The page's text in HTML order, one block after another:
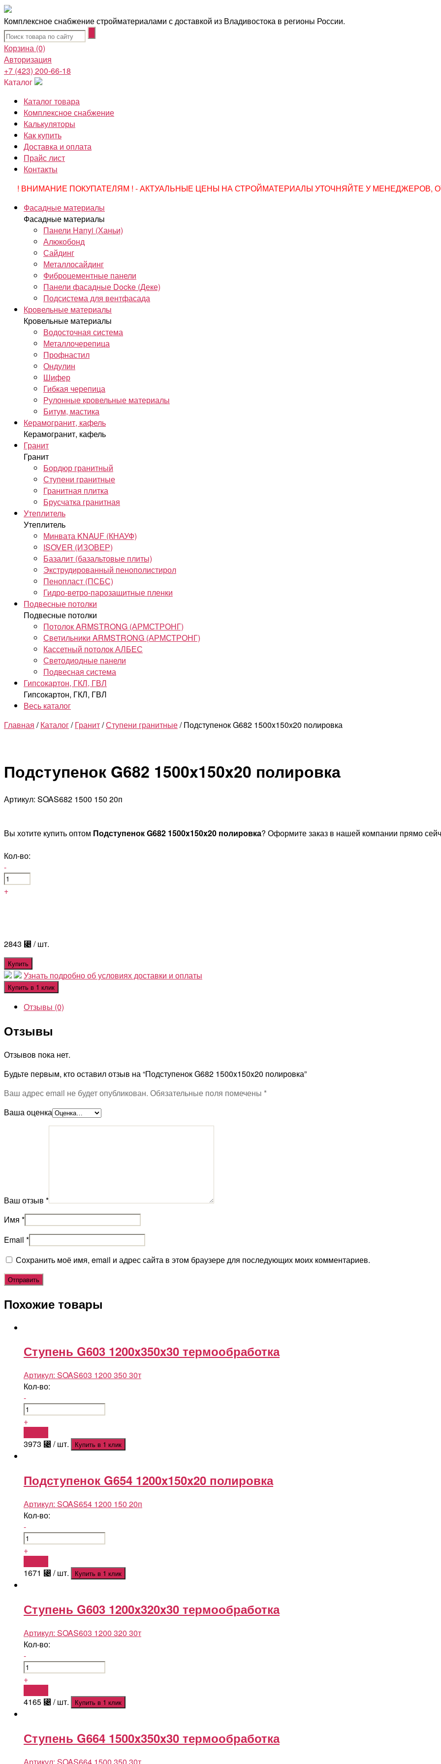
Комплексное снабжение стройматериалами с доставкой из Владивостока в регионы России.
Корзина (0)
Авторизация
+7 (423) 200-66-18
Каталог
Каталог товара
Комплексное снабжение
Калькуляторы
Как купить
Доставка и оплата
Прайс лист
Контакты
! ВНИМАНИЕ ПОКУПАТЕЛЯМ ! - АКТУАЛЬНЫЕ ЦЕНЫ НА СТРОЙМАТЕРИАЛЫ УТОЧНЯЙТЕ У МЕНЕДЖЕРОВ,
Фасадные материалы
Фасадные материалы
Панели Hanyi (Ханьи)
Алюкобонд
Сайдинг
Металлосайдинг
Фиброцементные панели
Панели фасадные Docke (Деке)
Подсистема для вентфасада
Кровельные материалы
Кровельные материалы
Водосточная система
Металлочерепица
Профнастил
Ондулин
Шифер
Гибкая черепица
Рулонные кровельные материалы
Битум, мастика
Керамогранит, кафель
Керамогранит, кафель
Гранит
Гранит
Бордюр гранитный
Ступени гранитные
Гранитная плитка
Брусчатка гранитная
Утеплитель
Утеплитель
Минвата KNAUF (КНАУФ)
ISOVER (ИЗОВЕР)
Базалит (базальтовые плиты)
Экструдированный пенополистирол
Пенопласт (ПСБС)
Гидро-ветро-парозащитные пленки
Подвесные потолки
Подвесные потолки
Потолок ARMSTRONG (АРМСТРОНГ)
Светильники ARMSTRONG (АРМСТРОНГ)
Кассетный потолок АЛБЕС
Светодиодные панели
Подвесная система
Гипсокартон, ГКЛ, ГВЛ
Гипсокартон, ГКЛ, ГВЛ
Весь каталог
Главная /Каталог/Гранит/Ступени гранитные/ Подступенок G682 1500x150x20 полировка
Подступенок G682 1500x150x20 полировка
Артикул: SOAS682 1500 150 20п
Вы хотите купить оптом Подступенок G682 1500x150x20 полировка? Оформите заказ в нашей компании прямо
Кол-во:
-
+
2843 ⃄ / шт.
Купить
Узнать подробно об условиях доставки и оплаты
Купить в 1 клик
Отзывы (0)
Отзывы
Отзывов пока нет.
Будьте первым, кто оставил отзыв на “Подступенок G682 1500x150x20 полировка”
Ваш адрес email не будет опубликован. Обязательные поля помечены *
Ваша оценка
Ваш отзыв *
Имя *
Email *
Сохранить моё имя, email и адрес сайта в этом браузере для последующих моих комментариев.
Похожие товары
Ступень G603 1200x350x30 термообработка
Артикул: SOAS603 1200 350 30т
Кол-во:
-
+
3973 ⃄ / шт. Купить в 1 клик
Подступенок G654 1200x150x20 полировка
Артикул: SOAS654 1200 150 20п
Кол-во:
-
+
1671 ⃄ / шт. Купить в 1 клик
Ступень G603 1200x320x30 термообработка
Артикул: SOAS603 1200 320 30т
Кол-во:
-
+
4165 ⃄ / шт. Купить в 1 клик
Ступень G664 1500x350x30 термообработка
Артикул: SOAS664 1500 350 30т